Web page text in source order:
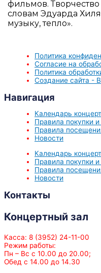
фильмов.
словам Эдуарда
музыку, тепло».
Политика
Согласие на
Политика
Создание сайта -
Навигация
Календарь
Правила покупки
Правила
Новости
Календарь
Правила покупки
Правила
Новости
Контакты
Концертный зал
Касса: 8 (3952) 24-11-00
Режим работы:
Пн – Вс с 10.00 до 20.00;
Обед с 14.00 до 14.30